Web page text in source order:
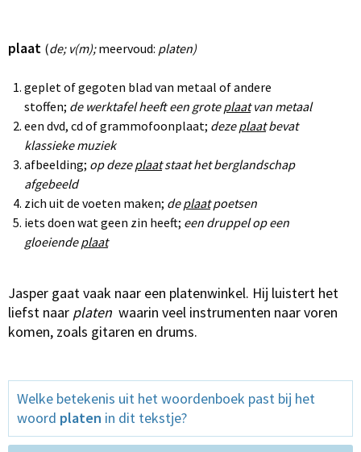
plaat (de; v(m);meervoud: platen)
geplet of gegoten blad van metaal of andere
stoffen; de werktafel heeft een groteplaatvan metaal
een dvd, cd of grammofoonplaat; dezeplaatbevat
klassieke muziek
afbeelding; op dezeplaatstaat het berglandschap
afgebeeld
zich uit de voeten maken; deplaatpoetsen
iets doen wat geen zin heeft; een druppel op een
gloeiendeplaat
Jasper gaat vaak naar een platenwinkel. Hij luistert het
liefst naar platen waarin veel instrumenten naar voren
komen, zoals gitaren en drums.
Welke betekenis uit het woordenboek past bij het
woord platen in dit tekstje?